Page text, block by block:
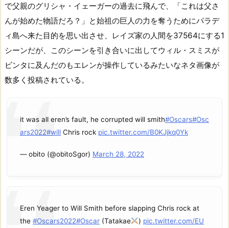
で父親のグリシャ・イェーガーの過去に飛んで、「これは父さ
んが始めた物語だろ？」と始祖の巨人の力を奪うためにパラデ
ィ島へ来た目的を思い出させ、レイズ家の人間を37564にする1
シーンだが、このシーンを引き合いに出してウィル・スミスが
ビンタに及んだのもエレンが操作しているみたいなネタ画像が
数多く投稿されている。
it was all eren’s fault, he corrupted will smith#Oscars#Osc
ars2022#will Chris rock pic.twitter.com/B0KJjkq0Yk
— obito (@obitoSgor) March 28, 2022
Eren Yeager to Will Smith before slapping Chris rock at
the #Oscars2022#Oscar (Tatakae ) pic.twitter.com/EU